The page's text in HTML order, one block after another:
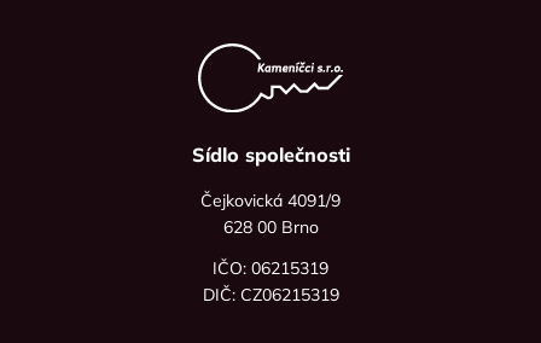
Sídlo společnosti
Čejkovická 4091/9
628 00 Brno
IČO: 06215319
DIČ: CZ06215319